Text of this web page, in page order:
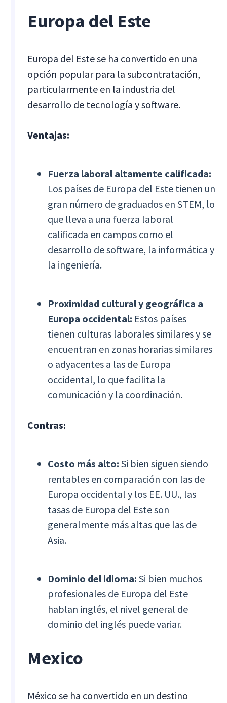
Europa del Este
Europa del Este se ha convertido en una
opción popular para la subcontratación,
particularmente en la industria del
desarrollo de tecnología y software.
Ventajas:
Fuerza laboral altamente calificada:
Los países de Europa del Este tienen un
gran número de graduados en STEM, lo
que lleva a una fuerza laboral
calificada en campos como el
desarrollo de software, la informática y
la ingeniería.
Proximidad cultural y geográfica a
Europa occidental: Estos países
tienen culturas laborales similares y se
encuentran en zonas horarias similares
o adyacentes a las de Europa
occidental, lo que facilita la
comunicación y la coordinación.
Contras:
Costo más alto:Si bien siguen siendo
rentables en comparación con las de
Europa occidental y los EE. UU., las
tasas de Europa del Este son
generalmente más altas que las de
Asia.
Dominio del idioma: Si bien muchos
profesionales de Europa del Este
hablan inglés, el nivel general de
dominio del inglés puede variar.
Mexico
México se ha convertido en un destino